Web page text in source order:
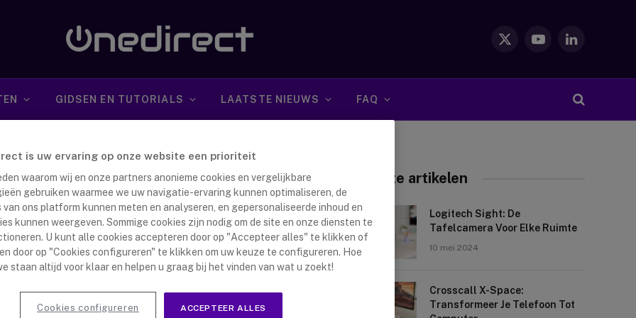
X
YouTubeLinkedIn
GIDSEN EN TUTORIALS LAATSTE NIEUWS FAQ
ALLES-IN-ÉÉN
REVOLUTIE
bekijken we de nieuwe, complete Yealink
Nieuwste artikelen
Logitech Sight: De
Tafelcamera Voor Elke Ruimte
10 mei 2024
Crosscall X-Space:
Transformeer Je Telefoon Tot
is uw ervaring op onze website een prioriteit
waarom wij en onze partners anonieme cookies en vergelijkbare
gebruiken waarmee we uw navigatie-ervaring kunnen optimaliseren, de
ons platform kunnen meten en analyseren, en gepersonaliseerde inhoud en
kunnen weergeven. Sommige cookies zijn nodig om de site en onze diensten te
U kunt alle cookies accepteren door op "Accepteer alles" te klikken of
door op "Cookies configureren" te klikken om uw keuze te configureren. Hoe
staan altijd voor klaar en helpen u graag bij het vinden van wat u zoekt!
ACCEPTEER ALLES
Cookies configureren